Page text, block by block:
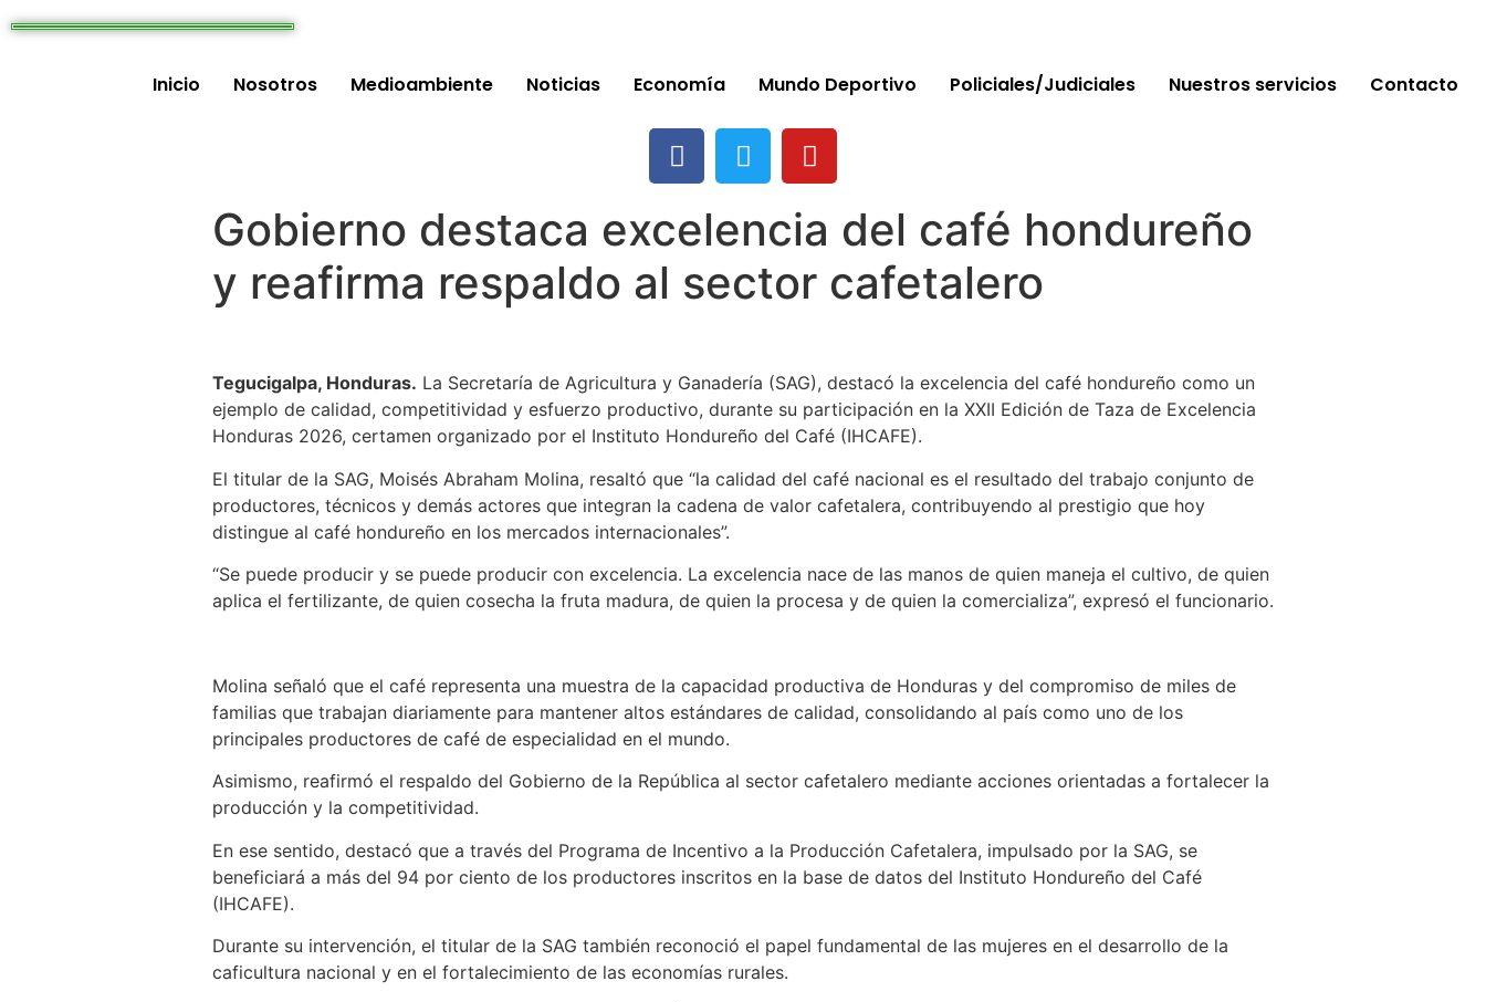
Inicio Nosotros Medioambiente Noticias Economía Mundo Deportivo Policiales/Judiciales Nuestros servicios Contacto
Gobierno destaca excelencia del café hondureño
y reafirma respaldo al sector cafetalero
Tegucigalpa, Honduras. La Secretaría de Agricultura y Ganadería (SAG), destacó la excelencia del café hondureño como un
ejemplo de calidad, competitividad y esfuerzo productivo, durante su participación en la XXII Edición de Taza de Excelencia
Honduras 2026, certamen organizado por el Instituto Hondureño del Café (IHCAFE).
El titular de la SAG, Moisés Abraham Molina, resaltó que “la calidad del café nacional es el resultado del trabajo conjunto de
productores, técnicos y demás actores que integran la cadena de valor cafetalera, contribuyendo al prestigio que hoy
distingue al café hondureño en los mercados internacionales”.
“Se puede producir y se puede producir con excelencia. La excelencia nace de las manos de quien maneja el cultivo, de quien
aplica el fertilizante, de quien cosecha la fruta madura, de quien la procesa y de quien la comercializa”, expresó el funcionario.
Molina señaló que el café representa una muestra de la capacidad productiva de Honduras y del compromiso de miles de
familias que trabajan diariamente para mantener altos estándares de calidad, consolidando al país como uno de los
principales productores de café de especialidad en el mundo.
Asimismo, reafirmó el respaldo del Gobierno de la República al sector cafetalero mediante acciones orientadas a fortalecer la
producción y la competitividad.
En ese sentido, destacó que a través del Programa de Incentivo a la Producción Cafetalera, impulsado por la SAG, se
beneficiará a más del 94 por ciento de los productores inscritos en la base de datos del Instituto Hondureño del Café
(IHCAFE).
Durante su intervención, el titular de la SAG también reconoció el papel fundamental de las mujeres en el desarrollo de la
caficultura nacional y en el fortalecimiento de las economías rurales.